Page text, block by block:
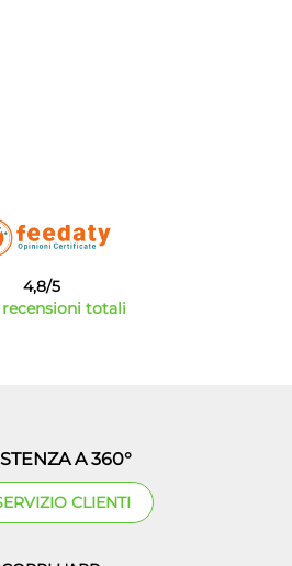
4,8/5
recensioni totali
A 360°
CLIENTI